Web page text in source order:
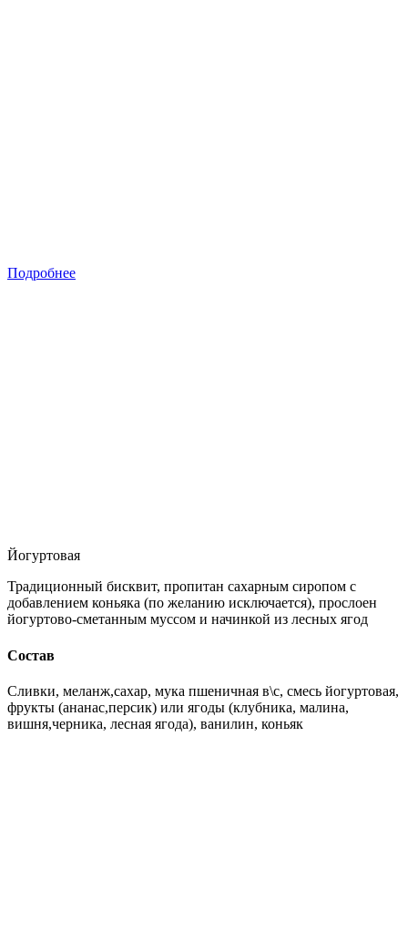
Подробнее
Йогуртовая
Традиционный бисквит, пропитан сахарным сиропом с
добавлением коньяка (по желанию исключается), прослоен
йогуртово-сметанным муссом и начинкой из лесных ягод
Состав
Сливки, меланж,сахар, мука пшеничная в\с, смесь йогуртовая,
фрукты (ананас,персик) или ягоды (клубника, малина,
вишня,черника, лесная ягода), ванилин, коньяк